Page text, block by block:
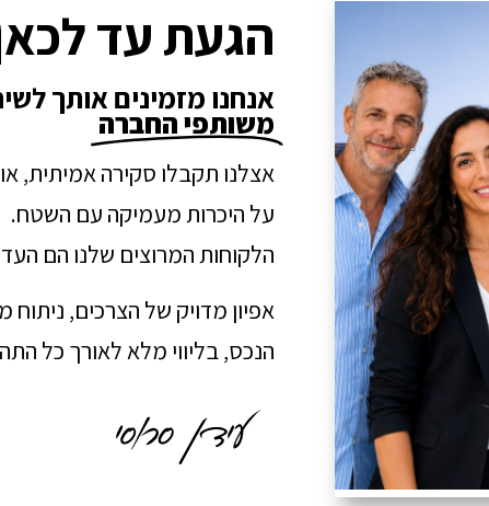
הגעת עד
אנחנו מזמינים אותך
משותפי החברה
אצלנו תקבלו סקירה אמיתית,
על היכרות מעמיקה עם השטח.
הלקוחות המרוצים שלנו הם
אפיון מדויק של הצרכים,
הנכס, בליווי מלא לאורך כל